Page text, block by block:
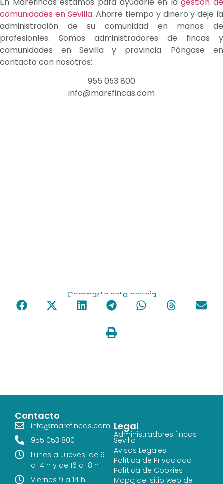
comunidades en Sevilla. Ahorre tiempo y dinero y deje la
administración de su comunidad en manos de
profesionles. Somos administradores de fincas y
comunidades en Sevilla y provincia. Póngase en
contacto con nosotros:
955 053 800
info@marefincas.com
Comparte esta noticia
Contacto
info@marefincas.com
955 053 800
Lunes a Jueves: de 9
a 14 h y de 16 a 18 h
Viernes 9 a 14 h
Legal
Administradores fincas
Sevilla
Avisos Legales
Política de Privacidad
Política de Cookies
Mapa del sitio web de